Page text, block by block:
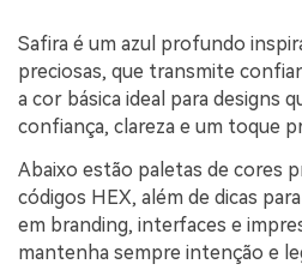
Safira é um azul profundo
preciosas, que transmite
a cor básica ideal para designs
confiança, clareza e um toque
Abaixo estão paletas de cores
códigos HEX, além de dicas
em branding, interfaces e
mantenha sempre intenção e